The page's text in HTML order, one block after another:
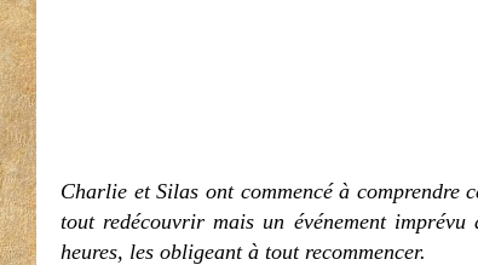
Charlie et Silas ont commencé à
tout redécouvrir mais un événement
heures, les obligeant à tout recommencer.